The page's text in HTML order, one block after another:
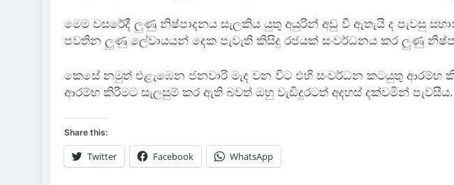
මෙම වසරේදී ලුණු නිෂ්පාදනය සැලකිය යුතු අයුරින් අඩු වී ඇතැයි ද පැවසු
පවතින ලුණු ලේවායයන් දෙක පැවැති කිසිදු රජයක් සංවර්ධනය කර ලුණු
කෙසේ නමුත් එළැඹෙන ජනවාරි මැද වන විට එහි සංවර්ධන කටයුතු
ආරම්භ කිරීමට සැලසුම් කර ඇති බවත් ඔහු වැඩිදුරටත් අදහස් දක්වමින් පැවසීය.
Share this:
Twitter Facebook WhatsApp